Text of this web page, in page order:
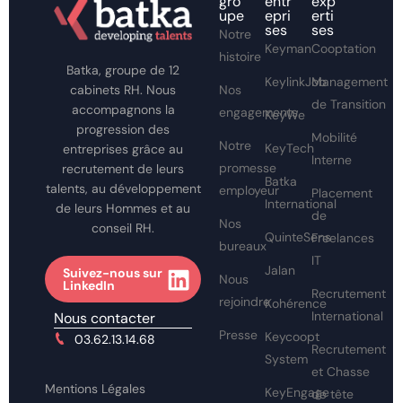
Batka, groupe de 12
cabinets RH. Nous
accompagnons la
progression des
entreprises grâce au
recrutement de leurs
talents, au développement
de leurs Hommes et au
conseil RH.
Suivez-nous sur
LinkedIn
Nous contacter
03.62.13.14.68
Mentions Légales
upe
Notre
histoire
Nos
engagements
Notre
promesse
employeur
Nos
bureaux
Nous
rejoindre
Presse
epri
ses
Keyman
KeylinkJob
KeyWe
KeyTech
Batka
International
QuinteSens
Jalan
Kohérence
Keycoopt
System
KeyEngage
erti
ses
Cooptation
Management
de Transition
Mobilité
Interne
Placement
de
Freelances
IT
Recrutement
International
Recrutement
et Chasse
de tête